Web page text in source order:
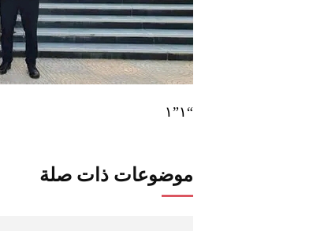
“١”١
موضوعات ذات صلة